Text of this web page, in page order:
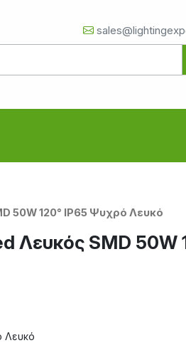
50W 120° IP65 Ψυχρό Λευκό
Λευκός SMD 50W
Λευκό